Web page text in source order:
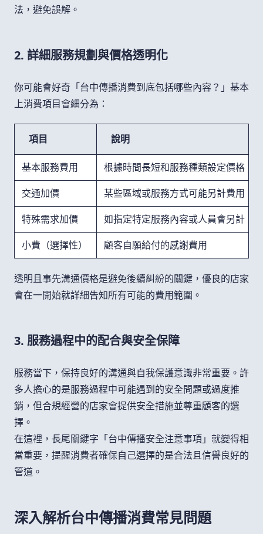
法，避免誤解。
2. 詳細服務規劃與價格透明化
你可能會好奇「台中傳播消費到底包括哪些內容？」基本
上消費項目會細分為：
項目 說明
基本服務費用
根據時間長短和服務種類設定價格
交通加價
某些區域或服務方式可能另計費用
特殊需求加價
如指定特定服務內容或人員會另計
小費（選擇性）
顧客自願給付的感謝費用
透明且事先溝通價格是避免後續糾紛的關鍵，優良的店家
會在一開始就詳細告知所有可能的費用範圍。
3. 服務過程中的配合與安全保障
服務當下，保持良好的溝通與自我保護意識非常重要。許
多人擔心的是服務過程中可能遇到的安全問題或過度推
銷，但合規經營的店家會提供安全措施並尊重顧客的選
擇。
在這裡，長尾關鍵字「台中傳播安全注意事項」就變得相
當重要，提醒消費者確保自己選擇的是合法且信譽良好的
管道。
深入解析台中傳播消費常見問題